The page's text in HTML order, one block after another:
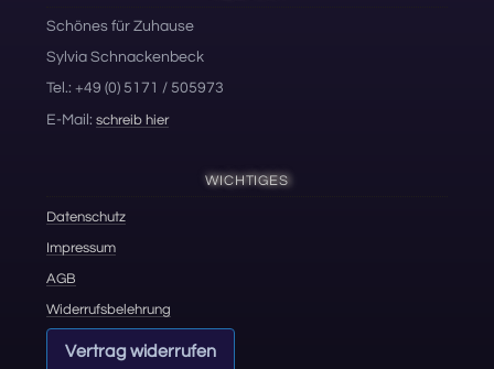
Schönes für Zuhause
Sylvia Schnackenbeck
Tel.: +49 (0) 5171 / 505973
E-Mail:schreib hier
WICHTIGES
Datenschutz
Impressum
AGB
Widerrufsbelehrung
Vertrag widerrufen